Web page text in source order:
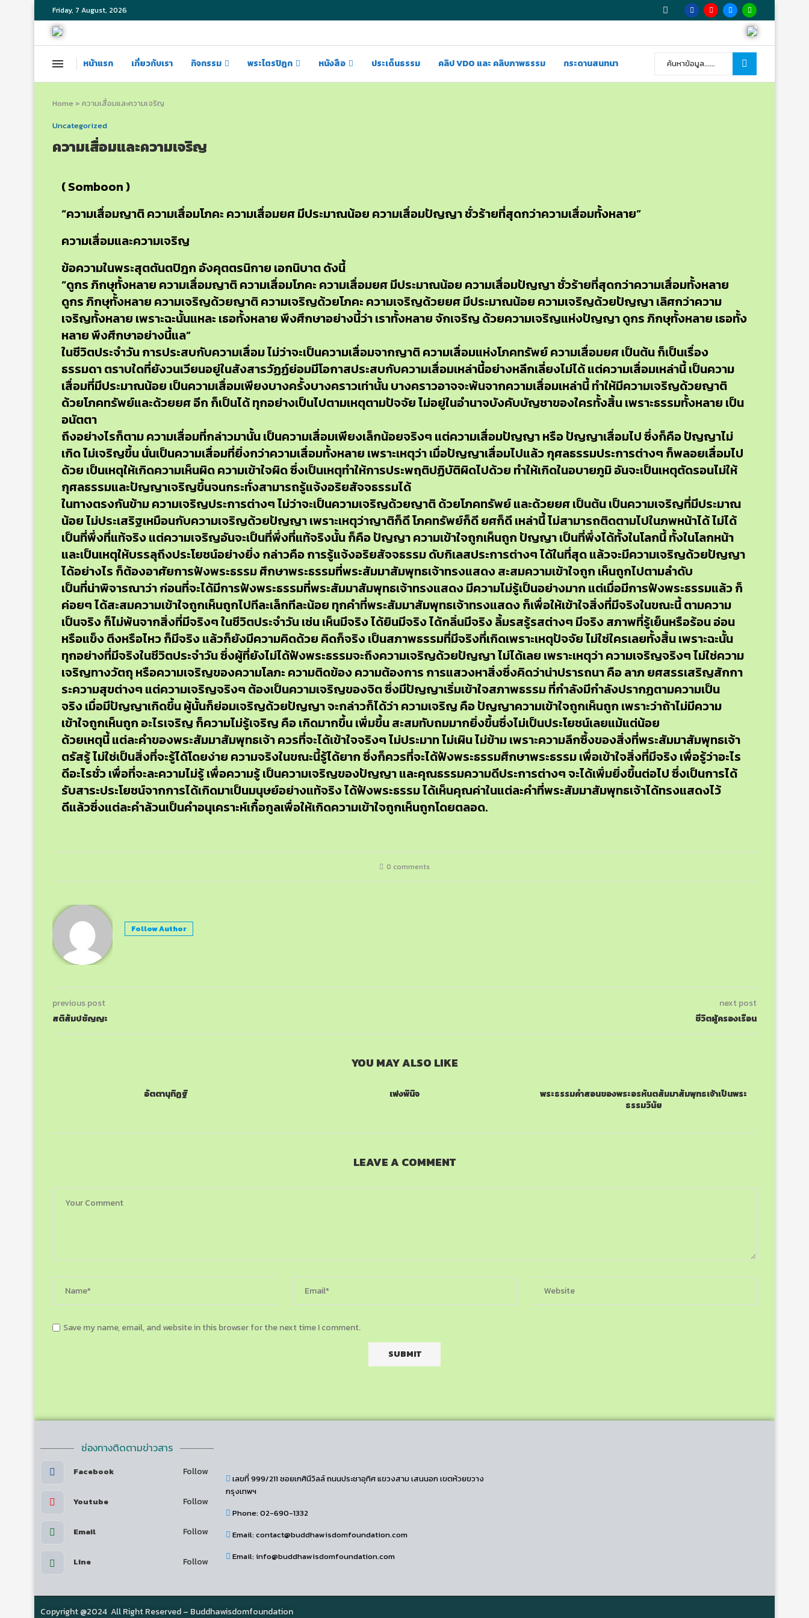
Friday, 7 August, 2026
หน้าแรก เกี่ยวกับเรา กิจกรรม พระไตรปิฎก หนังสือ ประเด็นธรรม คลิป VDO และ คลิบภาพธรรม กระดานสนทนา
Home » ความเสื่อมและความเจริญ
Uncategorized
ความเสื่อมและความเจริญ
( Somboon )
“ความเสื่อมญาติ ความเสื่อมโภคะ ความเสื่อมยศ มีประมาณน้อย ความเสื่อมปัญญา ชั่วร้ายที่สุดกว่าความเสื่อมทั้งหลาย”
ความเสื่อมและความเจริญ
ข้อความในพระสุตตันตปิฎก อังคุตตรนิกาย เอกนิบาต ดังนี้
“ดูกร ภิกษุทั้งหลาย ความเสื่อมญาติ ความเสื่อมโภคะ ความเสื่อมยศ มีประมาณน้อย ความเสื่อมปัญญา ชั่วร้ายที่สุดกว่าความเสื่อมทั้งหลาย
ดูกร ภิกษุทั้งหลาย ความเจริญด้วยญาติ ความเจริญด้วยโภคะ ความเจริญด้วยยศ มีประมาณน้อย ความเจริญด้วยปัญญา เลิศกว่าความ
เจริญทั้งหลาย เพราะฉะนั้นแหละ เธอทั้งหลาย พึงศึกษาอย่างนี้ว่า เราทั้งหลาย จักเจริญ ด้วยความเจริญแห่งปัญญา ดูกร ภิกษุทั้งหลาย เธอทั้ง
หลาย พึงศึกษาอย่างนี้แล”
ในชีวิตประจำวัน การประสบกับความเสื่อม ไม่ว่าจะเป็นความเสื่อมจากญาติ ความเสื่อมแห่งโภคทรัพย์ ความเสื่อมยศ เป็นต้น ก็เป็นเรื่อง
ธรรมดา ตราบใดที่ยังวนเวียนอยู่ในสังสารวัฏฏ์ย่อมมีโอกาสประสบกับความเสื่อมเหล่านี้อย่างหลีกเลี่ยงไม่ได้ แต่ความเสื่อมเหล่านี้ เป็นความ
เสื่อมที่มีประมาณน้อย เป็นความเสื่อมเพียงบางครั้งบางคราวเท่านั้น บางคราวอาจจะพ้นจากความเสื่อมเหล่านี้ ทำให้มีความเจริญด้วยญาติ
ด้วยโภคทรัพย์และด้วยยศ อีก ก็เป็นได้ ทุกอย่างเป็นไปตามเหตุตามปัจจัย ไม่อยู่ในอำนาจบังคับบัญชาของใครทั้งสิ้น เพราะธรรมทั้งหลาย เป็น
อนัตตา
ถึงอย่างไรก็ตาม ความเสื่อมที่กล่าวมานั้น เป็นความเสื่อมเพียงเล็กน้อยจริงๆ แต่ความเสื่อมปัญญา หรือ ปัญญาเสื่อมไป ซึ่งก็คือ ปัญญาไม่
เกิด ไม่เจริญขึ้น นั่นเป็นความเสื่อมที่ยิ่งกว่าความเสื่อมทั้งหลาย เพราะเหตุว่า เมื่อปัญญาเสื่อมไปแล้ว กุศลธรรมประการต่างๆ ก็พลอยเสื่อมไป
ด้วย เป็นเหตุให้เกิดความเห็นผิด ความเข้าใจผิด ซึ่งเป็นเหตุทำให้การประพฤติปฏิบัติผิดไปด้วย ทำให้เกิดในอบายภูมิ อันจะเป็นเหตุตัดรอนไม่ให้
กุศลธรรมและปัญญาเจริญขึ้นจนกระทั่งสามารถรู้แจ้งอริยสัจจธรรมได้
ในทางตรงกันข้าม ความเจริญประการต่างๆ ไม่ว่าจะเป็นความเจริญด้วยญาติ ด้วยโภคทรัพย์ และด้วยยศ เป็นต้น เป็นความเจริญที่มีประมาณ
น้อย ไม่ประเสริฐเหมือนกับความเจริญด้วยปัญญา เพราะเหตุว่าญาติก็ดี โภคทรัพย์ก็ดี ยศก็ดี เหล่านี้ ไม่สามารถติดตามไปในภพหน้าได้ ไม่ได้
เป็นที่พึ่งที่แท้จริง แต่ความเจริญอันจะเป็นที่พึ่งที่แท้จริงนั้น ก็คือ ปัญญา ความเข้าใจถูกเห็นถูก ปัญญา เป็นที่พึ่งได้ทั้งในโลกนี้ ทั้งในโลกหน้า
และเป็นเหตุให้บรรลุถึงประโยชน์อย่างยิ่ง กล่าวคือ การรู้แจ้งอริยสัจจธรรม ดับกิเลสประการต่างๆ ได้ในที่สุด แล้วจะมีความเจริญด้วยปัญญา
ได้อย่างไร ก็ต้องอาศัยการฟังพระธรรม ศึกษาพระธรรมที่พระสัมมาสัมพุทธเจ้าทรงแสดง สะสมความเข้าใจถูก เห็นถูกไปตามลำดับ
เป็นที่น่าพิจารณาว่า ก่อนที่จะได้มีการฟังพระธรรมที่พระสัมมาสัมพุทธเจ้าทรงแสดง มีความไม่รู้เป็นอย่างมาก แต่เมื่อมีการฟังพระธรรมแล้ว ก็
ค่อยๆ ได้สะสมความเข้าใจถูกเห็นถูกไปทีละเล็กทีละน้อย ทุกคำที่พระสัมมาสัมพุทธเจ้าทรงแสดง ก็เพื่อให้เข้าใจสิ่งที่มีจริงในขณะนี้ ตามความ
เป็นจริง ก็ไม่พ้นจากสิ่งที่มีจริงๆ ในชีวิตประจำวัน เช่น เห็นมีจริง ได้ยินมีจริง ได้กลิ่นมีจริง ลิ้มรสรู้รสต่างๆ มีจริง สภาพที่รู้เย็นหรือร้อน อ่อน
หรือแข็ง ตึงหรือไหว ก็มีจริง แล้วก็ยังมีความคิดด้วย คิดก็จริง เป็นสภาพธรรมที่มีจริงที่เกิดเพราะเหตุปัจจัย ไม่ใช่ใครเลยทั้งสิ้น เพราะฉะนั้น
ทุกอย่างที่มีจริงในชีวิตประจำวัน ซึ่งผู้ที่ยังไม่ได้ฟังพระธรรมจะถึงความเจริญด้วยปัญญา ไม่ได้เลย เพราะเหตุว่า ความเจริญจริงๆ ไม่ใช่ความ
เจริญทางวัตถุ หรือความเจริญของความโลภะ ความติดข้อง ความต้องการ การแสวงหาสิ่งซึ่งคิดว่าน่าปรารถนา คือ ลาภ ยศสรรเสริญสักกา
ระความสุขต่างๆ แต่ความเจริญจริงๆ ต้องเป็นความเจริญของจิต ซึ่งมีปัญญาเริ่มเข้าใจสภาพธรรม ที่กำลังมีกำลังปรากฏตามความเป็น
จริง เมื่อมีปัญญาเกิดขึ้น ผู้นั้นก็ย่อมเจริญด้วยปัญญา จะกล่าวก็ได้ว่า ความเจริญ คือ ปัญญาความเข้าใจถูกเห็นถูก เพราะว่าถ้าไม่มีความ
เข้าใจถูกเห็นถูก อะไรเจริญ ก็ความไม่รู้เจริญ คือ เกิดมากขึ้น เพิ่มขึ้น สะสมทับถมมากยิ่งขึ้นซึ่งไม่เป็นประโยชน์เลยแม้แต่น้อย
ด้วยเหตุนี้ แต่ละคำของพระสัมมาสัมพุทธเจ้า ควรที่จะได้เข้าใจจริงๆ ไม่ประมาท ไม่เผิน ไม่ข้าม เพราะความลึกซึ้งของสิ่งที่พระสัมมาสัมพุทธเจ้า
ตรัสรู้ ไม่ใช่เป็นสิ่งที่จะรู้ได้โดยง่าย ความจริงในขณะนี้รู้ได้ยาก ซึ่งก็ควรที่จะได้ฟังพระธรรมศึกษาพระธรรม เพื่อเข้าใจสิ่งที่มีจริง เพื่อรู้ว่าอะไร
ดีอะไรชั่ว เพื่อที่จะละความไม่รู้ เพื่อความรู้ เป็นความเจริญของปัญญา และคุณธรรมความดีประการต่างๆ จะได้เพิ่มยิ่งขึ้นต่อไป ซึ่งเป็นการได้
รับสาระประโยชน์จากการได้เกิดมาเป็นมนุษย์อย่างแท้จริง ได้ฟังพระธรรม ได้เห็นคุณค่าในแต่ละคำที่พระสัมมาสัมพุทธเจ้าได้ทรงแสดงไว้
ดีแล้วซึ่งแต่ละคำล้วนเป็นคำอนุเคราะห์เกื้อกูลเพื่อให้เกิดความเข้าใจถูกเห็นถูกโดยตลอด.
0 comments
Follow Author
previous post
สติสัมปชัญญะ
next post
ชีวิตผู้ครองเรือน
YOU MAY ALSO LIKE
อัตตานุทิฏฐิ เพ่งพินิจ
พระธรรมคำสอนของพระอรหันตสัมมาสัมพุทธเจ้าเป็นพระ
ธรรมวินัย
LEAVE A COMMENT
Save my name, email, and website in this browser for the next time I comment.
ช่องทางติดตามข่าวสาร
Facebook Follow
Youtube Follow
Email Follow
Line Follow
เลขที่ 999/211 ซอยเกศินีวิลล์ ถนนประชาอุทิศ แขวงสาม เสนนอก เขตห้วยขวาง
กรุงเทพฯ
Phone: 02-690-1332
Email: contact@buddhawisdomfoundation.com
Email: info@buddhawisdomfoundation.com
Copyright @2024 All Right Reserved – Buddhawisdomfoundation